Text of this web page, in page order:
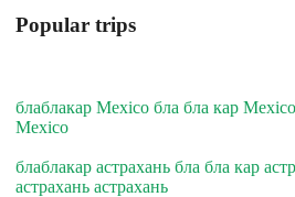
Popular trips
блаблакар Mexico бла бла кар
Mexico
блаблакар астрахань бла бла кар
астрахань астрахань